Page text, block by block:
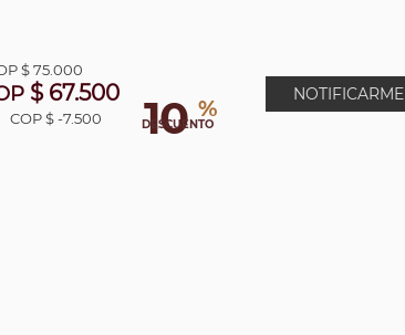
10 %
DESCUENTO
$ 75.000
$ 67.500
COP $ -7.500
NOTIFICARME